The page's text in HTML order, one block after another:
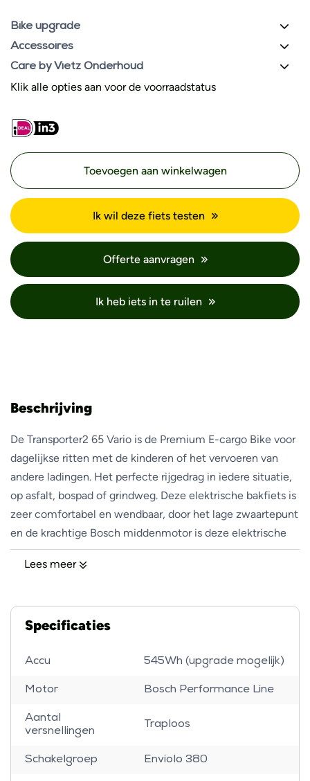
Bike upgrade
Accessoires
Care by Vietz Onderhoud
Klik alle opties aan voor de voorraadstatus
Toevoegen aan winkelwagen
Ik wil deze fiets testen
Offerte aanvragen
Ik heb iets in te ruilen
Beschrijving
De Transporter2 65 Vario is de Premium E-cargo Bike voor
dagelijkse ritten met de kinderen of het vervoeren van
andere ladingen. Het perfecte rijgedrag in iedere situatie,
op asfalt, bospad of grindweg. Deze elektrische bakfiets is
zeer comfortabel en wendbaar, door het lage zwaartepunt
en de krachtige Bosch middenmotor is deze elektrische
bakfiets niet te stoppen! Combineer eindeloos met de
vele opties van de Transporter2 65 Vario bijvoorbeeld met
voetruimte en bagagevak.
Deze premium elektrische bakfiets met riemaandrijving
van Riese & Müller is uitgerust met de Bosch Performance
Line Smart System middenmoter met 75Nm koppel en
middenmotor van Bosch is een geruisarme motor en
Lees meer
Specificaties
Accu 545Wh (upgrade mogelijk)
Motor Bosch Performance Line
Aantal
versnellingen
Traploos
Schakelgroep Enviolo 380